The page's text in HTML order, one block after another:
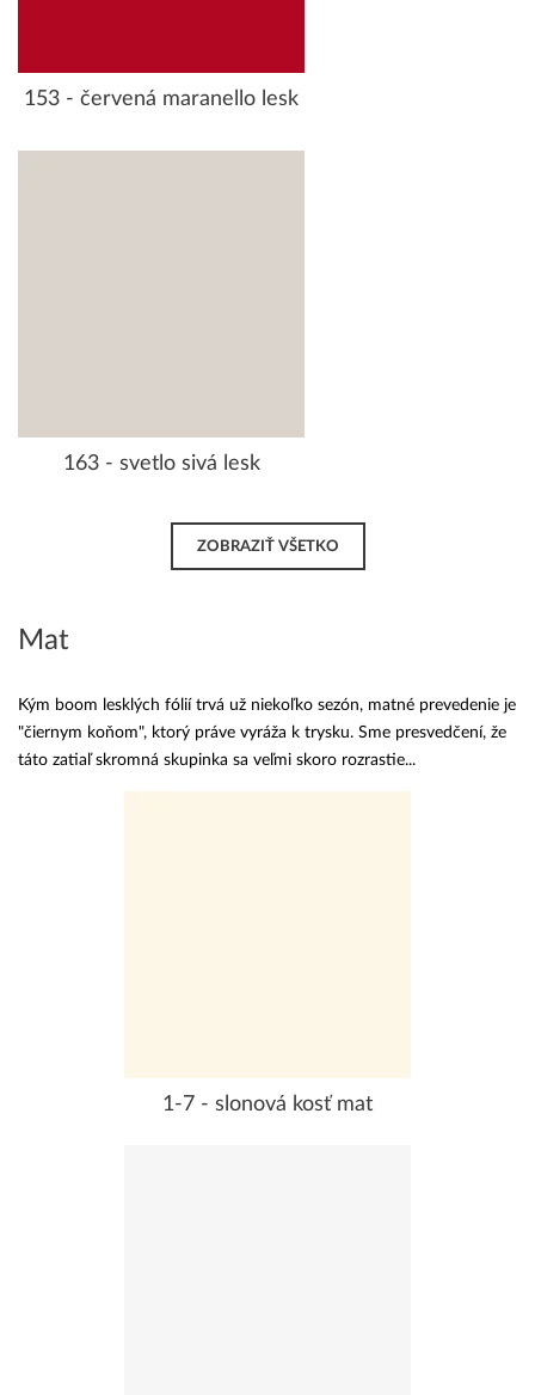
153 - červená maranello lesk
163 - svetlo sivá lesk
ZOBRAZIŤ VŠETKO
Mat
Kým boom lesklých fólií trvá už niekoľko sezón, matné prevedenie je
"čiernym koňom", ktorý práve vyráža k trysku. Sme presvedčení, že
táto zatiaľ skromná skupinka sa veľmi skoro rozrastie...
1-7 - slonová kosť mat